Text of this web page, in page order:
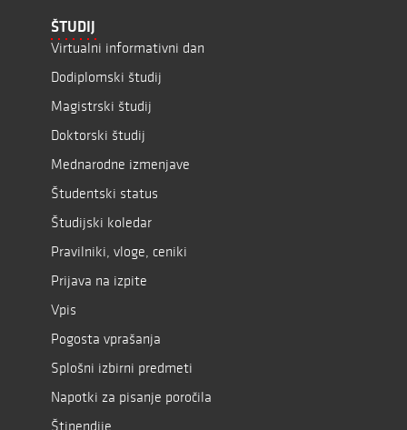
ŠTUDIJ
Virtualni informativni dan
Dodiplomski študij
Magistrski študij
Doktorski študij
Mednarodne izmenjave
Študentski status
Študijski koledar
Pravilniki, vloge, ceniki
Prijava na izpite
Vpis
Pogosta vprašanja
Splošni izbirni predmeti
Napotki za pisanje poročila
Štipendije